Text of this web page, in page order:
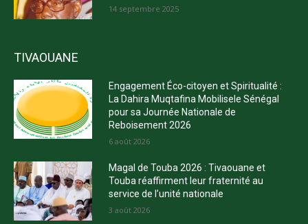
14 septembre 2025
TIVAOUANE
Engagement Éco-citoyen et Spiritualité :
La Dahira Muqtafina Mobilisele Sénégal
pour sa Journée Nationale de
Reboisement 2026
6 août 2026
Magal de Touba 2026 : Tivaouane et
Touba réaffirment leur fraternité au
service de l’unité nationale
3 août 2026